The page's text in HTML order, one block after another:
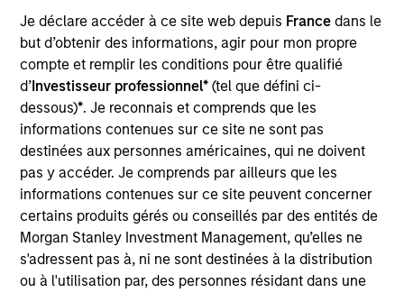
Je déclare accéder à ce site web depuis France dans le
but d’obtenir des informations, agir pour mon propre
compte et remplir les conditions pour être qualifié
d’Investisseur professionnel*(tel que défini ci-
dessous)*. Je reconnais et comprends que les
informations contenues sur ce site ne sont pas
destinées aux personnes américaines, qui ne doivent
pas y accéder. Je comprends par ailleurs que les
informations contenues sur ce site peuvent concerner
certains produits gérés ou conseillés par des entités de
Morgan Stanley Investment Management, qu’elles ne
s'adressent pas à, ni ne sont destinées à la distribution
ou à l'utilisation par, des personnes résidant dans une
approach that seeks to add value through security
selection, sector emphasis and yield curve
management. We emphasize high quality securitized
bonds due to their attractive yields and low correlation to
risk assets, which help stabilize returns in a diversified
portfolio.